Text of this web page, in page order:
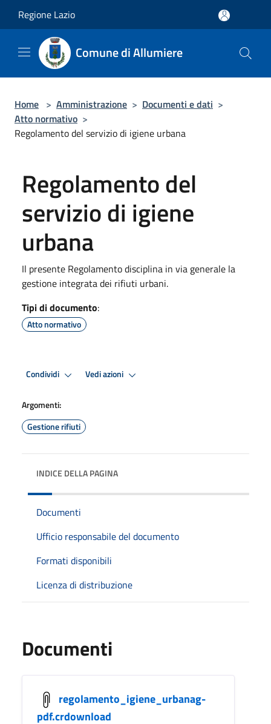
Regione Lazio
Comune di Allumiere
Home > Amministrazione > Documenti e dati >
Atto normativo >
Regolamento del servizio di igiene urbana
Regolamento del
servizio di igiene
urbana
Il presente Regolamento disciplina in via generale la
gestione integrata dei rifiuti urbani.
Tipi di documento:
Atto normativo
Condividi Vedi azioni
Argomenti:
Gestione rifiuti
INDICE DELLA PAGINA
Documenti
Ufficio responsabile del documento
Formati disponibili
Licenza di distribuzione
Documenti
regolamento_igiene_urbanag-
pdf.crdownload